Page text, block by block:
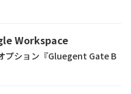
Workspace
プション『Gluegent Gate B